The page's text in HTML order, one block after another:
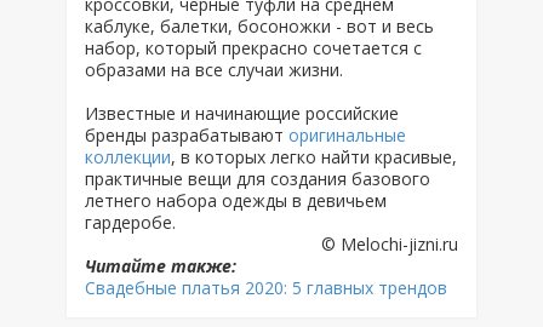
каблуке, балетки, босоножки - вот и весь
набор, который прекрасно сочетается с
образами на все случаи жизни.
Известные и начинающие российские
бренды разрабатывают оригинальные
коллекции, в которых легко найти красивые,
практичные вещи для создания базового
летнего набора одежды в девичьем
гардеробе.
© Melochi-jizni.ru
Читайте также:
Свадебные платья 2020: 5 главных трендов